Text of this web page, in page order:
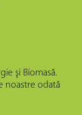
şi Biomasă.
noastre odată